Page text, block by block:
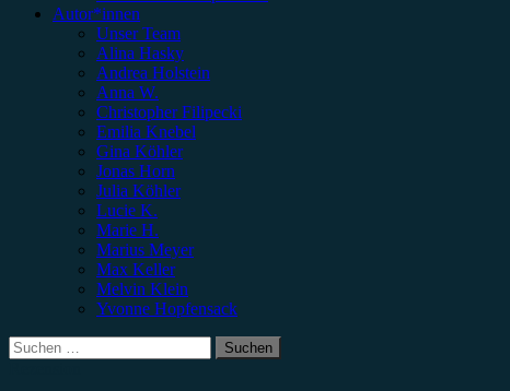
Autor*innen
Unser Team
Alina Hasky
Andrea Holstein
Anna W.
Christopher Filipecki
Emilia Knebel
Gina Köhler
Jonas Horn
Julia Köhler
Lucie K.
Marie H.
Marius Meyer
Max Keller
Melvin Klein
Yvonne Hopfensack
Suchen
nach: